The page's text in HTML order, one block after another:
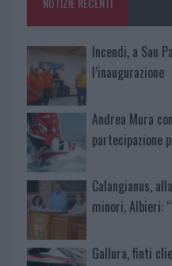
k
Incendi, a San
l’inaugurazione
Andrea Mura
partecipazione
Calangianus,
minori, Albieri:
Gallura, finti